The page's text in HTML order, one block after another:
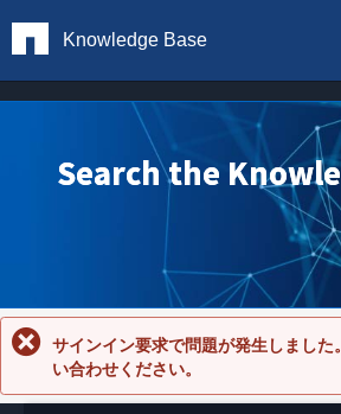
Knowledge Base
Search the
サインイン要求で問題が発生しました
い合わせください。